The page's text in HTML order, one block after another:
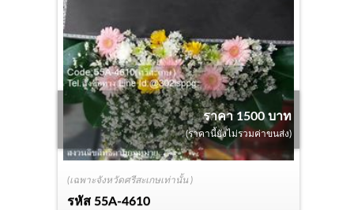
(เฉพาะจังหวัดศรีสะเกษเท่านั้น )
รหัส55A-4610
ราคา 1500 บาท
(ราคานี้ยังไม่รวมค่าขนส่ง)